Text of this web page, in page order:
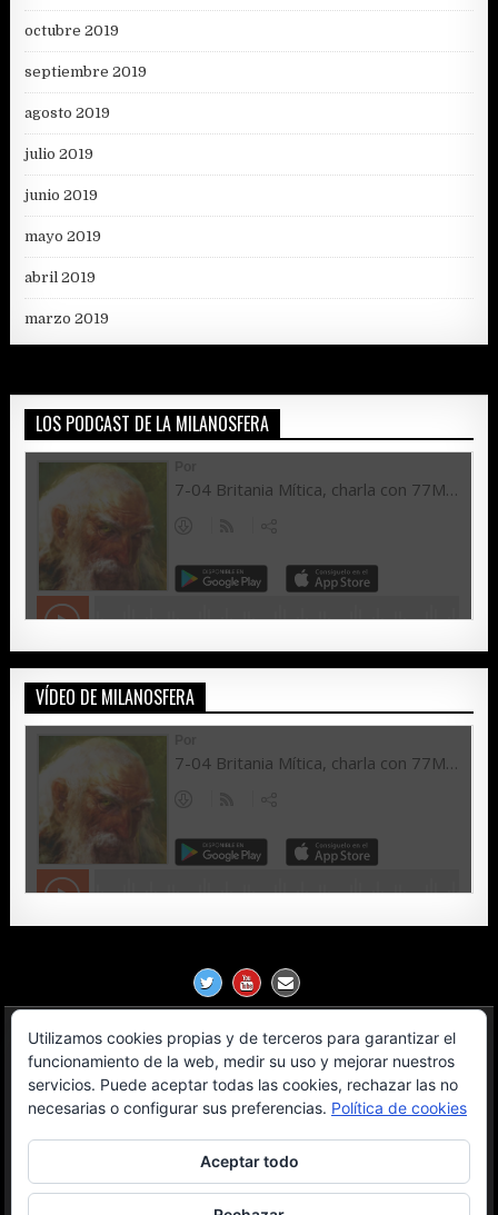
octubre 2019
septiembre 2019
agosto 2019
julio 2019
junio 2019
mayo 2019
abril 2019
marzo 2019
LOS PODCAST DE LA MILANOSFERA
VÍDEO DE MILANOSFERA
Política de Privacidad
Aviso Legal
Contacto
OGL License
Utilizamos cookies propias y de terceros para garantizar el
funcionamiento de la web, medir su uso y mejorar nuestros
servicios. Puede aceptar todas las cookies, rechazar las no
necesarias o configurar sus preferencias. Política de cookies
Aceptar todo